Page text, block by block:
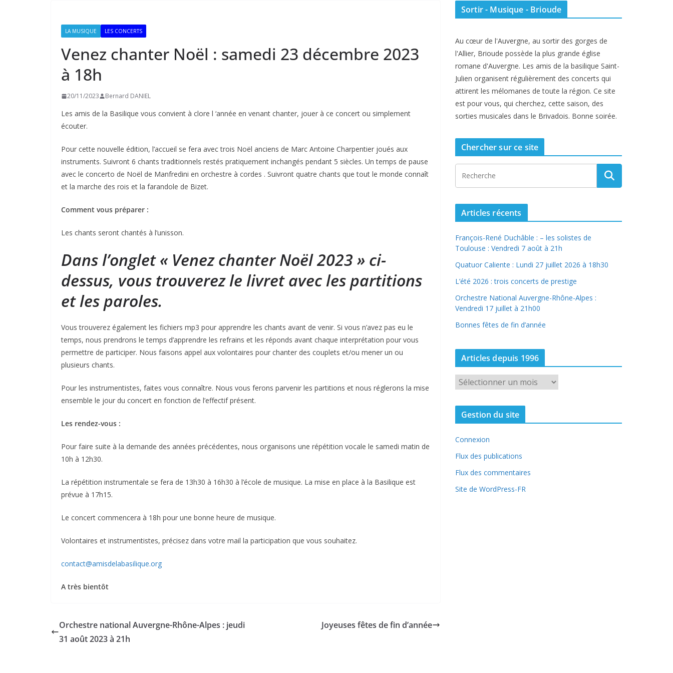
LA MUSIQUE LES CONCERTS
Venez chanter Noël : samedi 23 décembre 2023
à 18h
20/11/2023 Bernard DANIEL
Les amis de la Basilique vous convient à clore l ‘année en venant chanter, jouer à ce concert ou simplement
écouter.
Pour cette nouvelle édition, l’accueil se fera avec trois Noël anciens de Marc Antoine Charpentier joués aux
instruments. Suivront 6 chants traditionnels restés pratiquement inchangés pendant 5 siècles. Un temps de pause
avec le concerto de Noël de Manfredini en orchestre à cordes . Suivront quatre chants que tout le monde connaît
et la marche des rois et la farandole de Bizet.
Comment vous préparer :
Les chants seront chantés à l’unisson.
Dans l’onglet « Venez chanter Noël 2023 » ci-
dessus, vous trouverez le livret avec les partitions
et les paroles.
Vous trouverez également les fichiers mp3 pour apprendre les chants avant de venir. Si vous n’avez pas eu le
temps, nous prendrons le temps d’apprendre les refrains et les réponds avant chaque interprétation pour vous
permettre de participer. Nous faisons appel aux volontaires pour chanter des couplets et/ou mener un ou
plusieurs chants.
Pour les instrumentistes, faites vous connaître. Nous vous ferons parvenir les partitions et nous réglerons la mise
ensemble le jour du concert en fonction de l’effectif présent.
Les rendez-vous :
Pour faire suite à la demande des années précédentes, nous organisons une répétition vocale le samedi matin de
10h à 12h30.
La répétition instrumentale se fera de 13h30 à 16h30 à l’école de musique. La mise en place à la Basilique est
prévue à 17h15.
Le concert commencera à 18h pour une bonne heure de musique.
Volontaires et instrumentistes, précisez dans votre mail la participation que vous souhaitez.
contact@amisdelabasilique.org
A très bientôt
Orchestre national Auvergne-Rhône-Alpes : jeudi
31 août 2023 à 21h
Joyeuses fêtes de fin d’année
Sortir - Musique - Brioude
Au cœur de l'Auvergne, au sortir des gorges de
l'Allier, Brioude possède la plus grande église
romane d'Auvergne. Les amis de la basilique Saint-
Julien organisent régulièrement des concerts qui
attirent les mélomanes de toute la région. Ce site
est pour vous, qui cherchez, cette saison, des
sorties musicales dans le Brivadois. Bonne soirée.
Chercher sur ce site
Articles récents
François-René Duchâble : – les solistes de
Toulouse : Vendredi 7 août à 21h
Quatuor Caliente : Lundi 27 juillet 2026 à 18h30
L’été 2026 : trois concerts de prestige
Orchestre National Auvergne-Rhône-Alpes :
Vendredi 17 juillet à 21h00
Bonnes fêtes de fin d’année
Articles depuis 1996
r
t
l
e
s
e
Gestion du site
Connexion
Flux des publications
Flux des commentaires
Site de WordPress-FR